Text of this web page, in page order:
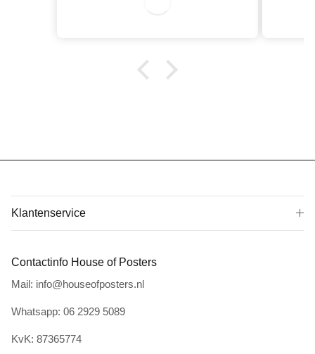
Klantenservice
Contactinfo House of Posters
Mail: info@houseofposters.nl
Whatsapp: 06 2929 5089
KvK: 87365774